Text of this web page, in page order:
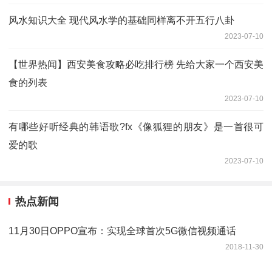
风水知识大全 现代风水学的基础同样离不开五行八卦
2023-07-10
【世界热闻】西安美食攻略必吃排行榜 先给大家一个西安美
食的列表
2023-07-10
有哪些好听经典的韩语歌?fx《像狐狸的朋友》是一首很可
爱的歌
2023-07-10
热点新闻
11月30日OPPO宣布：实现全球首次5G微信视频通话
2018-11-30